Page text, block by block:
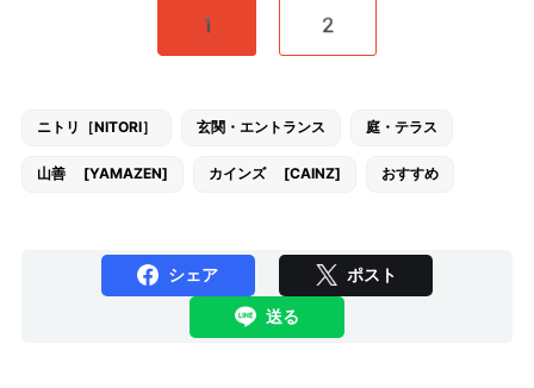
1 2
ニトリ［NITORI］ 玄関・エントランス 庭・テラス
山善 [YAMAZEN] カインズ [CAINZ] おすすめ
シェア ポスト
送る